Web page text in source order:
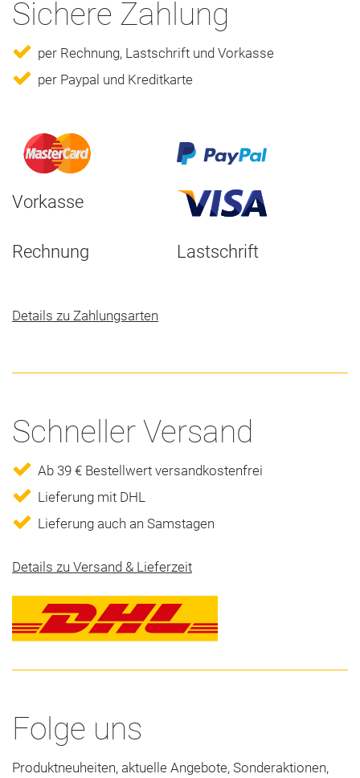
Sichere Zahlung
per Rechnung, Lastschrift und Vorkasse
per Paypal und Kreditkarte
Vorkasse
Rechnung Lastschrift
Details zu Zahlungsarten
Schneller Versand
Ab 39 € Bestellwert versandkostenfrei
Lieferung mit DHL
Lieferung auch an Samstagen
Details zu Versand & Lieferzeit
Folge uns
Produktneuheiten, aktuelle Angebote, Sonderaktionen,